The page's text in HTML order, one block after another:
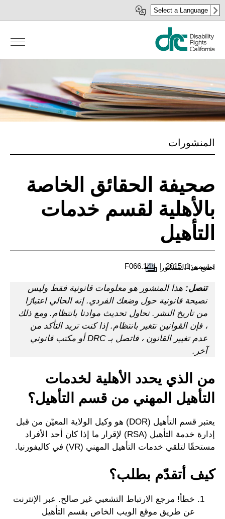
Skip
to
main
content
Select a Language
المنشورات
صحيفة الحقائق الخاصة
بالأهلية لقسم خدمات
التأهيل
ديسمبر 1, 2015 #F066.14 اطبع هذا المنشور
تنصل: هذا المنشور هو معلومات قانونية فقط وليس
نصيحة قانونية حول وضعك الفردي. إنه الحالي اعتبارًا
من تاريخ النشر. نحاول تحديث موادنا بانتظام. ومع ذلك
، فإن القوانين تتغير بانتظام. إذا كنت تريد التأكد من
عدم تغيير القانون ، فاتصل بـ DRC أو مكتب قانوني
آخر.
من الذي يحدد الأهلية لخدمات
التأهيل المهني من قسم التأهيل؟
يعتبر قسم التأهيل (DOR) هو وكيل الولاية المعيّن من قبل
إدارة خدمة التأهيل (RSA) لإقرار ما إذا كان أحد الأفراد
مستحقًا لتلقي خدمات التأهيل المهني (VR) في كاليفورنيا.
كيف أتقدّم بطلب؟
خطأ! مرجع الارتباط التشعبي غير صالح. عبر الإنترنت
عن طريق موقع الويب الخاص بقسم التأهيل